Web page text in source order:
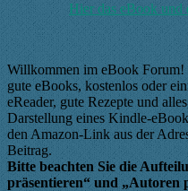
Hier das eBook und
Willkommen im eBook Forum!
gute eBooks, kostenlos oder
eReader, gute Rezepte und
Darstellung eines Kindle-
den Amazon-Link aus der
Beitrag.
Bitte beachten Sie die
präsentieren“ und „Autoren